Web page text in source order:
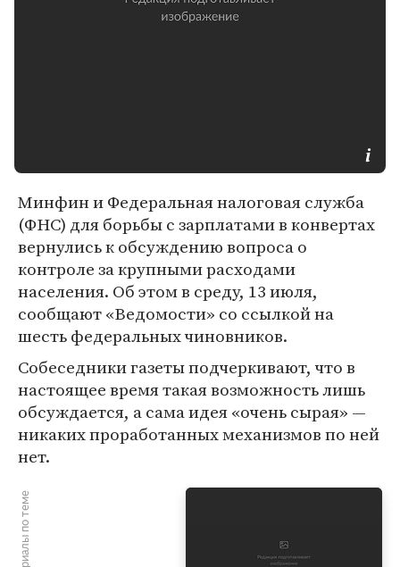
Минфин и Федеральная налоговая служба
(ФНС) для борьбы с зарплатами в конвертах
вернулись к обсуждению вопроса о
контроле за крупными расходами
населения. Об этом в среду, 13 июля,
сообщают «Ведомости» со ссылкой на
шесть федеральных чиновников.
Собеседники газеты подчеркивают, что в
настоящее время такая возможность лишь
обсуждается, а сама идея «очень сырая» —
никаких проработанных механизмов по ней
нет.
Материалы по теме